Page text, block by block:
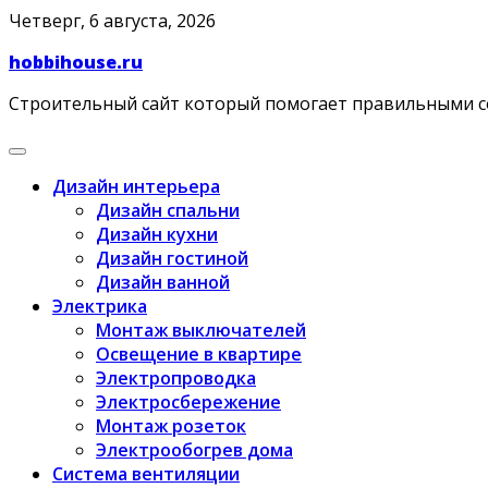
Skip
content
Четверг, 6 августа, 2026
hobbihouse.ru
Строительный сайт который помогает правильными
Дизайн интерьера
Дизайн спальни
Дизайн кухни
Дизайн гостиной
Дизайн ванной
Электрика
Монтаж выключателей
Освещение в квартире
Электропроводка
Электросбережение
Монтаж розеток
Электрообогрев дома
Система вентиляции